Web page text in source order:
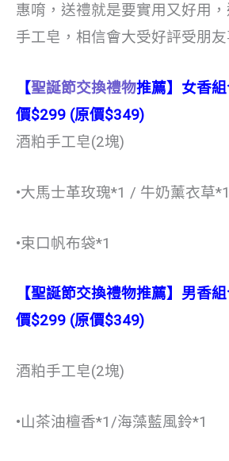
惠唷，送禮就是要實用又好用
手工皂，相信會大受好評受朋友
【聖誕節交換禮物推薦】女香
價$299 (原價$349)
酒粕手工皂(2塊)
•大馬士革玫瑰*1 / 牛奶薰衣草*1
•束口帆布袋*1
【聖誕節交換禮物推薦】男香
價$299 (原價$349)
酒粕手工皂(2塊)
•山茶油檀香*1/海藻藍風鈴*1